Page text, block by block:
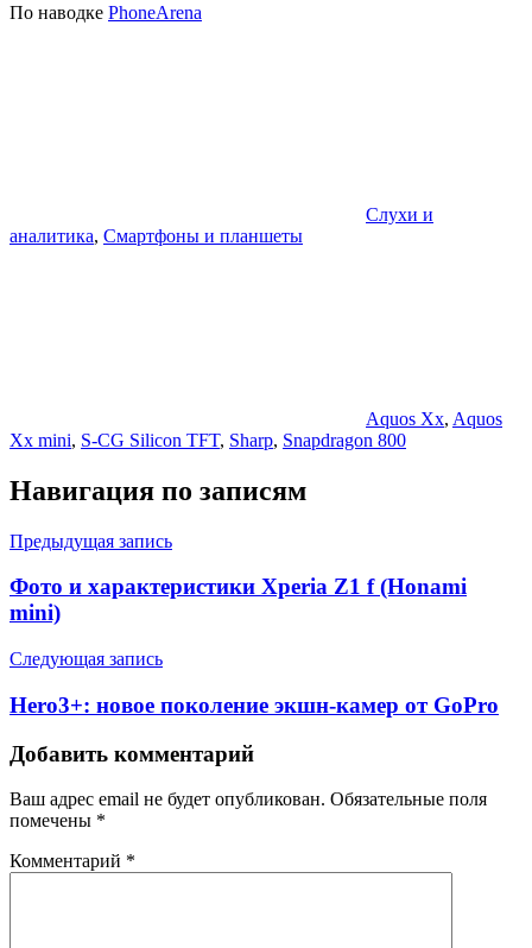
По наводке PhoneArena
Слухи и
аналитика, Смартфоны и планшеты
Aquos Xx, Aquos
Xx mini, S-CG Silicon TFT, Sharp, Snapdragon 800
Навигация по записям
Предыдущая запись
Фото и характеристики Xperia Z1 f (Honami
mini)
Следующая запись
Hero3+: новое поколение экшн-камер от GoPro
Добавить комментарий
Ваш адрес email не будет опубликован. Обязательные поля
помечены *
Комментарий *